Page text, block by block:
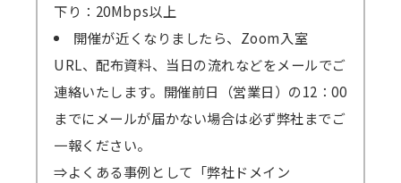
下り：20Mbps以上
開催が近くなりましたら、Zoom入室
URL、配布資料、当日の流れなどをメールでご
連絡いたします。開催前日（営業日）の12：00
までにメールが届かない場合は必ず弊社までご
一報ください。
⇒よくある事例として「弊社ドメイン